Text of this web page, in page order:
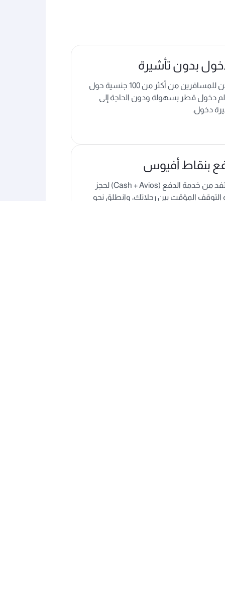
بدون تأشيرة
يمكن للمسافرين من أكثر من 100 جنسية حول
دخول قطر بسهولة ودون الحاجة إلى
دخول.
بنقاط أفيوس
استفد من خدمة الدفع (Cash + Avios) لحجز
التوقف المؤقت بين رحلاتك، وانطلق نحو